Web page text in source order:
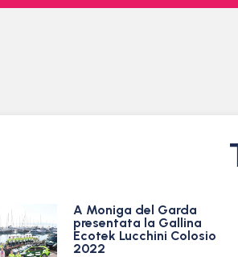
A Moniga del Garda
presentata la Gallina
Ecotek Lucchini Colosio
2022